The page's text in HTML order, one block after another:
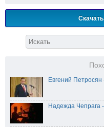
Евгений
Надежда Чепрага